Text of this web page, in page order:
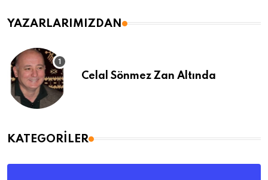
YAZARLARIMIZDAN
Celal Sönmez Zan Altında
KATEGORILER